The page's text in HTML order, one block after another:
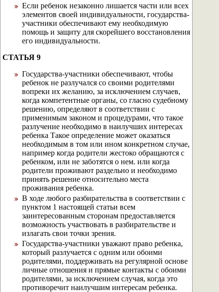
Если ребенок незаконно лишается части или всех
элементов своей индивидуальности, государства-
участники обеспечивают ему необходимую
помощь и защиту для скорейшего восстановления
его индивидуальности.
СТАТЬЯ 9
Государства-участники обеспечивают, чтобы
ребенок не разлучался со своими родителями
вопреки их желанию, за исключением случаев,
когда компетентные органы, со гласно судебному
решению, определяют в соответствии с
применимым законом и процедурами, что такое
разлучение необходимо в наилучших интересах
ребенка Такое определение может оказаться
необходимым в том или ином конкретном случае,
например когда родители жестоко обращаются с
ребенком, или не заботятся о нем. или когда
родители проживают раздельно и необходимо
принять решение относительно места
проживания ребенка.
В ходе любого разбирательства в соответствии с
пунктом 1 настоящей статьи всем
заинтересованным сторонам предоставляется
возможность участвовать в разбирательстве и
излагать свои точки зрения.
Государства-участники уважают право ребенка,
который разлучается с одним или обоими
родителями, поддерживать на регулярной основе
личные отношения и прямые контакты с обоими
родителями, за исключением случая, когда это
противоречит наилучшим интересам ребенка.